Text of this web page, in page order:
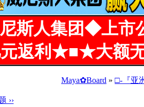
尼斯人集团◆上
返利★■★大额
Maya✿Board » □-『亚
››